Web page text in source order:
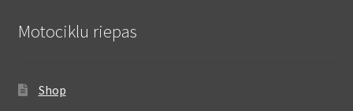
Motociklu riepas
Shop